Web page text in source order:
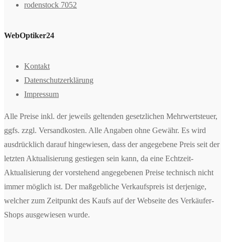
rodenstock 7052
WebOptiker24
Kontakt
Datenschutzerklärung
Impressum
Alle Preise inkl. der jeweils geltenden gesetzlichen Mehrwertsteuer,
ggfs. zzgl. Versandkosten. Alle Angaben ohne Gewähr. Es wird
ausdrücklich darauf hingewiesen, dass der angegebene Preis seit der
letzten Aktualisierung gestiegen sein kann, da eine Echtzeit-
Aktualisierung der vorstehend angegebenen Preise technisch nicht
immer möglich ist. Der maßgebliche Verkaufspreis ist derjenige,
welcher zum Zeitpunkt des Kaufs auf der Webseite des Verkäufer-
Shops ausgewiesen wurde.